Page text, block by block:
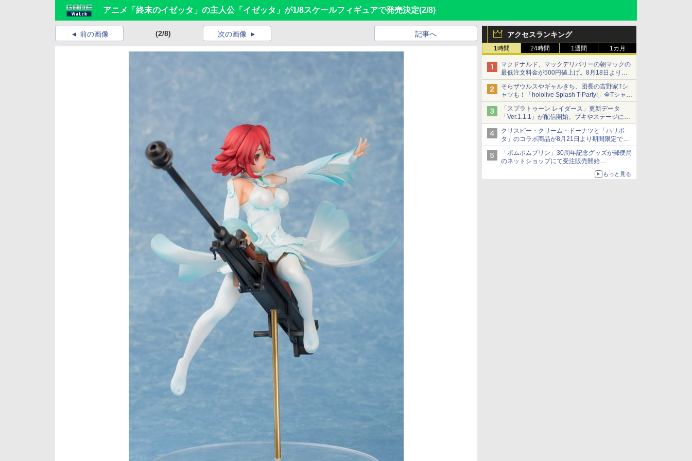
アニメ「終末のイゼッタ」の主人公「イゼッタ」が1/8スケールフィギュアで発売決定(2/8)
アクセスランキング
1時間 24時間 1週間 1カ月
マクドナルド、マックデリバリーの朝マックの
最低注文料金が500円値上げ。8月18日より
1,500円から受付
そらザウルスやギャルきち、団長の吉野家Tシ
ャツも！「hololive Splash T-Party!」全Tシャツ
ラインナップ公開＆オンライン販売開始
「スプラトゥーン レイダース」更新データ
「Ver.1.1.1」が配信開始。ブキやステージに関
する不具合を修正
クリスピー・クリーム・ドーナツと「ハリポ
タ」のコラボ商品が8月21日より期間限定で発
売
組分け帽子ドーナツなど見た目も楽しい商品が
登場
「ポムポムプリン」30周年記念グッズが郵便局
のネットショップにて受注販売開始
「おもちもちもちクッション」など今年だけの
もっと見る
前の画像 (2/8) 次の画像 記事へ